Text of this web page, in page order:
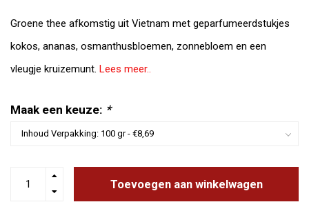
Groene thee afkomstig uit Vietnam met geparfumeerdstukjes
kokos, ananas, osmanthusbloemen, zonnebloem en een
vleugje kruizemunt. Lees meer..
Maak een keuze: *
Toevoegen aan winkelwagen